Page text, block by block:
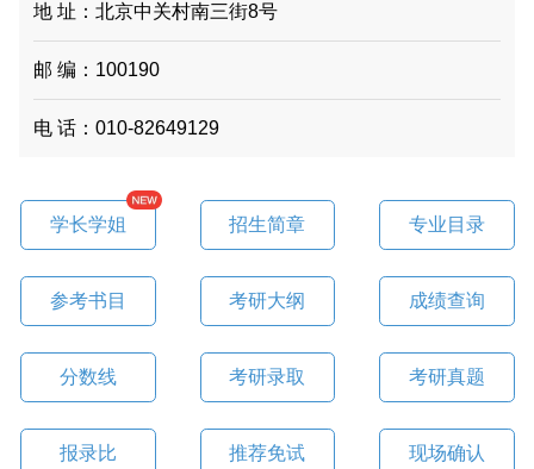
地 址：北京中关村南三街8号
邮 编：100190
电 话：010-82649129
学长学姐 招生简章 专业目录
参考书目 考研大纲 成绩查询
分数线 考研录取 考研真题
报录比 推荐免试 现场确认